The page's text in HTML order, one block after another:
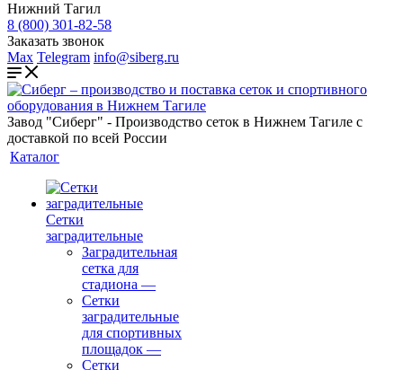
Нижний Тагил
8 (800) 301-82-58
Заказать звонок
Max Telegram info@siberg.ru
Завод "Сиберг" - Производство сеток в Нижнем Тагиле с
доставкой по всей России
Каталог
Сетки
заградительные
Заградительная
сетка для
стадиона —
Сетки
заградительные
для спортивных
площадок —
Сетки